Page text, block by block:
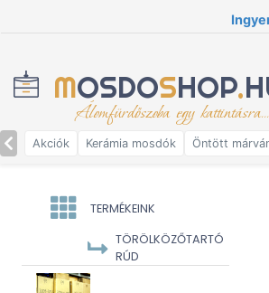
MOSDOSHOP.
Álomfürdőszoba egy kattintásra...
Akciók Kerámia mosdók Öntött
TERMÉKEINK
TÖRÖLKÖZŐTARTÓ
RÚD